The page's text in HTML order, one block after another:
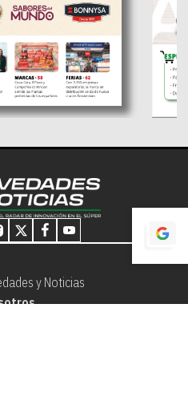
y Noticias